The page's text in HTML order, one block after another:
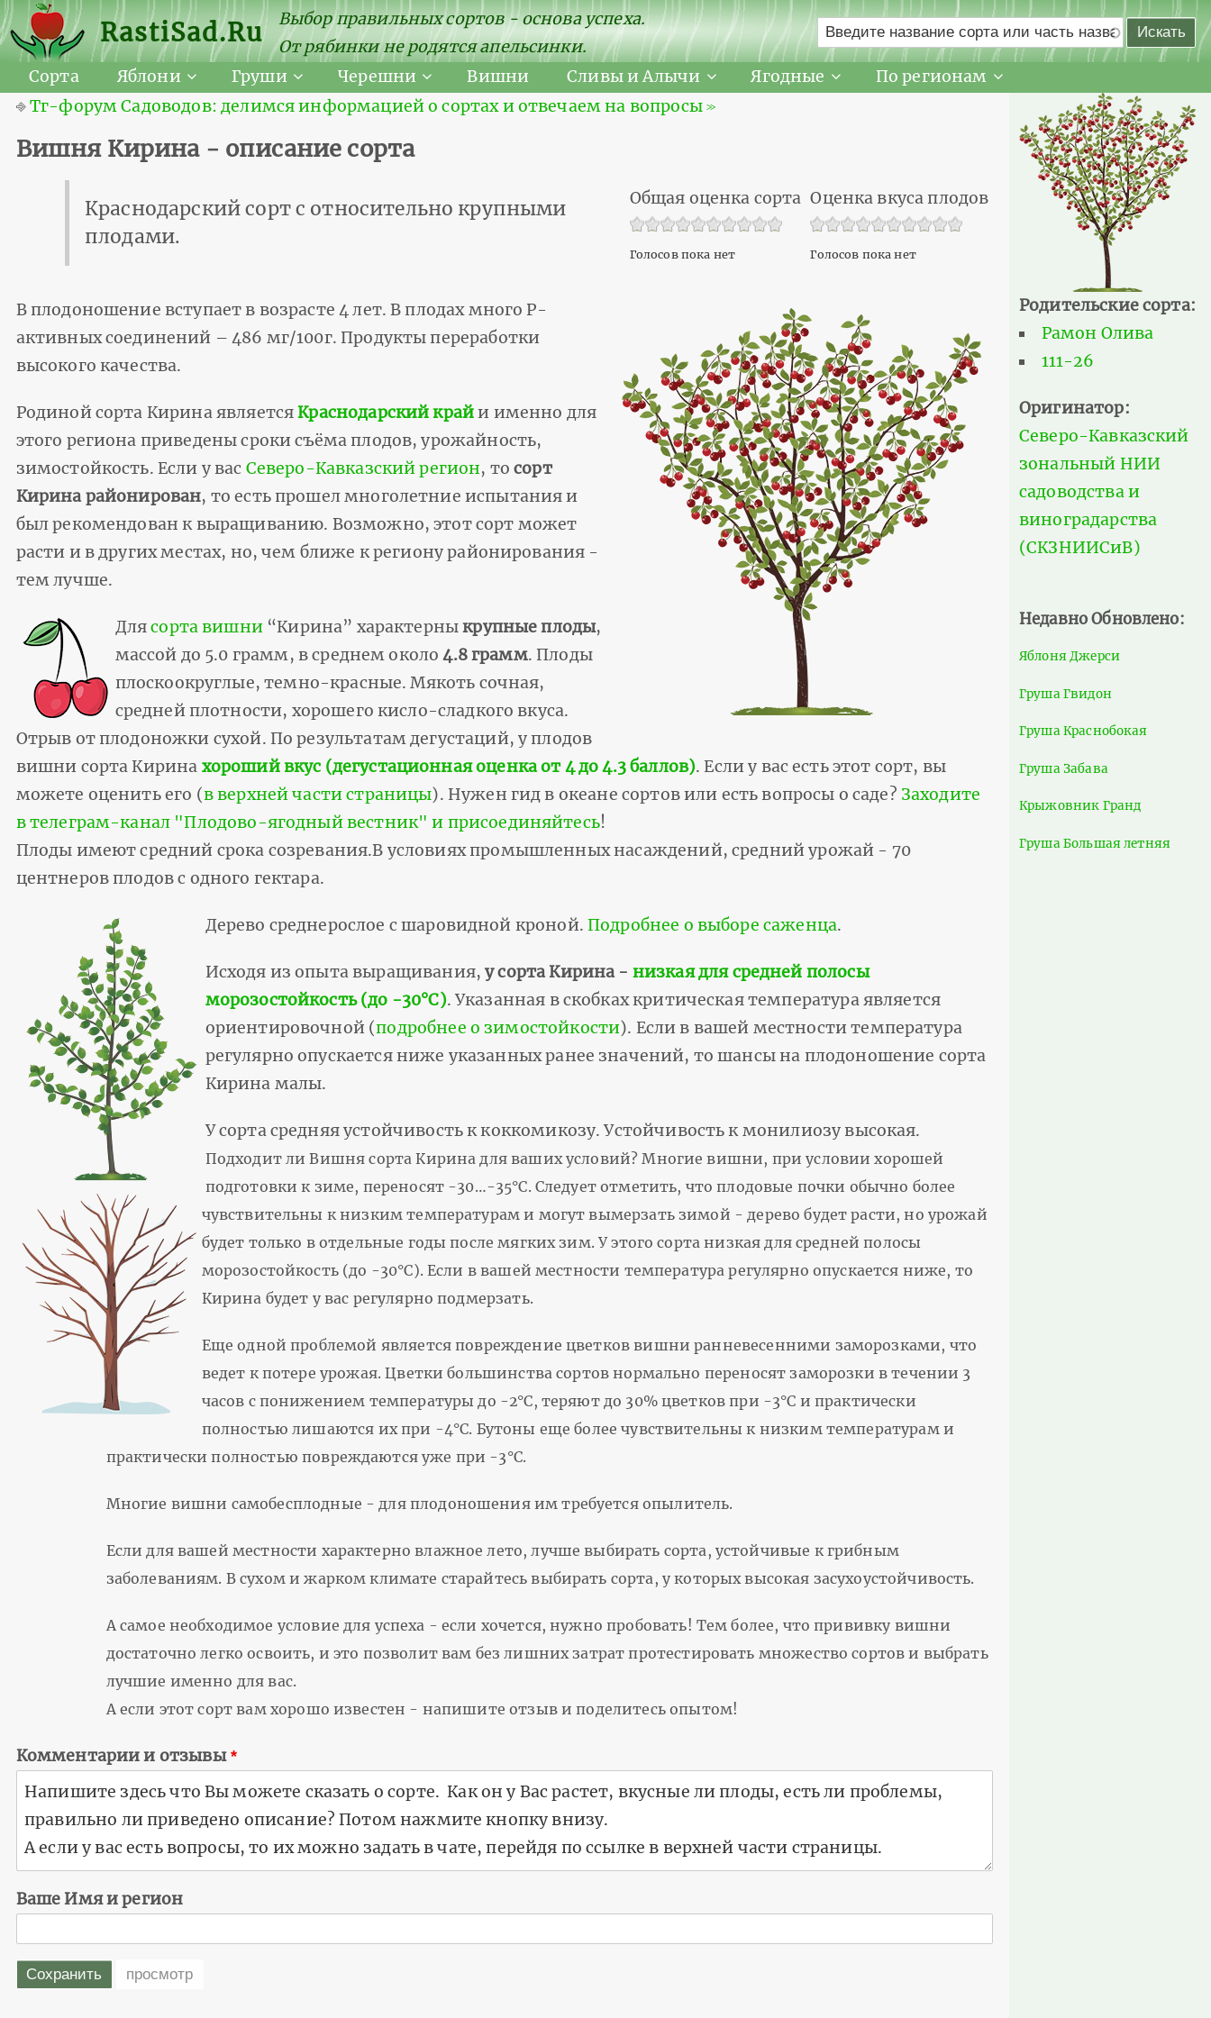
RastiSad.Ru
Выбор правильных сортов - основа успеха.
От рябинки не родятся апельсинки.
Сорта
Яблони Груши Черешни Вишни Сливы и Алычи Ягодные
По регионам
⎆Тг-форум Садоводов: делимся информацией о сортах и отвечаем на вопросы ≫
Вишня Кирина - описание сорта
Оценка вкуса плодов
Голосов пока нет
Общая оценка сорта
Голосов пока нет
Краснодарский сорт с относительно крупными
плодами.
В плодоношение вступает в возрасте 4 лет. В плодах много Р-
активных соединений – 486 мг/100г. Продукты переработки
высокого качества.
Родиной сорта Кирина являетсяКраснодарский крайи именно для
этого региона приведены сроки съёма плодов, урожайность,
зимостойкость. Если у вас Северо-Кавказский регион, тосорт
Кирина районирован, то есть прошел многолетние испытания и
был рекомендован к выращиванию. Возможно, этот сорт может
расти и в других местах, но, чем ближе к региону районирования -
тем лучше.
Длясорта вишни“Кирина” характерныкрупные плоды,
массой до 5.0 грамм, в среднем около4.8 грамм. Плоды
плоскоокруглые, темно-красные. Мякоть сочная,
средней плотности, хорошего кисло-сладкого вкуса.
Отрыв от плодоножки сухой. По результатам дегустаций, у плодов
вишни сорта Кирина хороший вкус (дегустационная оценка от 4 до 4.3 баллов). Если у вас есть этот сорт, вы
можете оценить его (в верхней части страницы). Нужен гид в океане сортов или есть вопросы о саде? Заходите
в телеграм-канал "Плодово-ягодный вестник" и присоединяйтесь!
Плоды имеют средний срока созревания.В условиях промышленных насаждений, средний урожай - 70
центнеров плодов с одного гектара.
Дерево среднерослое с шаровидной кроной. Подробнее о выборе саженца.
Исходя из опыта выращивания,у сорта Кирина - низкая для средней полосы
морозостойкость (до -30°С). Указанная в скобках критическая температура является
ориентировочной (подробнее о зимостойкости). Если в вашей местности температура
регулярно опускается ниже указанных ранее значений, то шансы на плодоношение сорта
Кирина малы.
У сорта средняя устойчивость к коккомикозу.Устойчивость к монилиозу высокая.
Подходит ли Вишня сорта Кирина для ваших условий? Многие вишни, при условии хорошей
подготовки к зиме, переносят -30…-35°С. Следует отметить, что плодовые почки обычно более
чувствительны к низким температурам и могут вымерзать зимой - дерево будет расти, но урожай
будет только в отдельные годы после мягких зим. У этого сорта низкая для средней полосы
морозостойкость (до -30°С). Если в вашей местности температура регулярно опускается ниже, то
Кирина будет у вас регулярно подмерзать.
Еще одной проблемой является повреждение цветков вишни ранневесенними заморозками, что
ведет к потере урожая. Цветки большинства сортов нормально переносят заморозки в течении 3
часов с понижением температуры до -2°С, теряют до 30% цветков при -3°С и практически
полностью лишаются их при -4°С. Бутоны еще более чувствительны к низким температурам и
практически полностью повреждаются уже при -3°С.
Многие вишни самобесплодные - для плодоношения им требуется опылитель.
Если для вашей местности характерно влажное лето, лучше выбирать сорта, устойчивые к грибным
заболеваниям. В сухом и жарком климате старайтесь выбирать сорта, у которых высокая засухоустойчивость.
А самое необходимое условие для успеха - если хочется, нужно пробовать! Тем более, что прививку вишни
достаточно легко освоить, и это позволит вам без лишних затрат протестировать множество сортов и выбрать
лучшие именно для вас.
А если этот сорт вам хорошо известен - напишите отзыв и поделитесь опытом!
Комментарии и отзывы
Ваше Имя и регион
Родительские сорта:
Рамон Олива
111-26
Оригинатор:
Северо-Кавказский
зональный НИИ
садоводства и
виноградарства
(СКЗНИИСиВ)
Недавно Обновлено:
Яблоня Джерси
Груша Гвидон
Груша Краснобокая
Груша Забава
Крыжовник Гранд
Груша Большая летняя